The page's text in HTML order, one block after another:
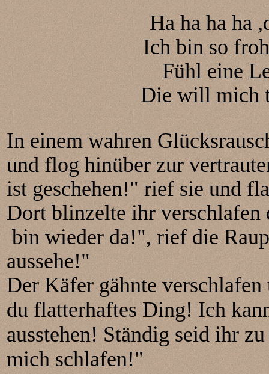
Ha ha ha ha
Ich bin so
Fühl eine
Die will mich
In einem wahren
und flog hinüber zur
ist geschehen!" rief sie und
Dort blinzelte ihr
bin wieder da!", rief die
aussehe!"
Der Käfer gähnte
du flatterhaftes Ding! Ich
ausstehen! Ständig seid ihr
mich schlafen!"